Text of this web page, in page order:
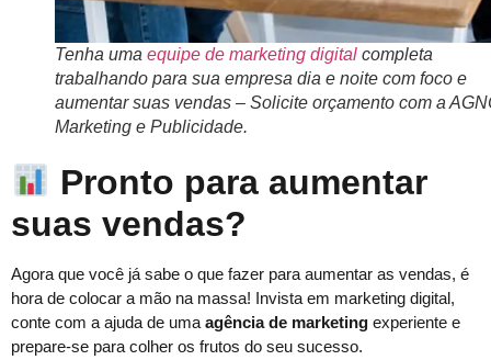
Tenha uma equipe de marketing digital completa
trabalhando para sua empresa dia e noite com foco e
aumentar suas vendas – Solicite orçamento com a
Marketing e Publicidade.
Pronto para aumentar
suas vendas?
Agora que você já sabe o que fazer para aumentar as vendas, é
hora de colocar a mão na massa! Invista em marketing digital,
conte com a ajuda de uma agência de marketing experiente e
prepare-se para colher os frutos do seu sucesso.